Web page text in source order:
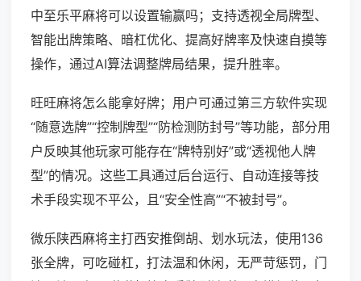
中至乐平麻将可以设置输赢吗；支持透视全局牌型、
智能出牌策略、暗杠优化、提高好牌率及快速自摸等
操作，通过AI算法调整牌局结果，提升胜率。
旺旺麻将怎么能拿好牌；用户可通过第三方软件实现
“随意选牌”“控制牌型”“防检测防封号”等功能，部分用
户反映其他玩家可能存在“牌特别好”或“透视他人牌
型”的情况。这些工具通过后台运行、自动连接等技
术手段实现不平公，且“安全性高”“不被封号”。
微乐陕西麻将主打西安推倒胡、划水玩法，使用136
张全牌，可吃碰杠，打法温和休闲，无严苛惩罚，门